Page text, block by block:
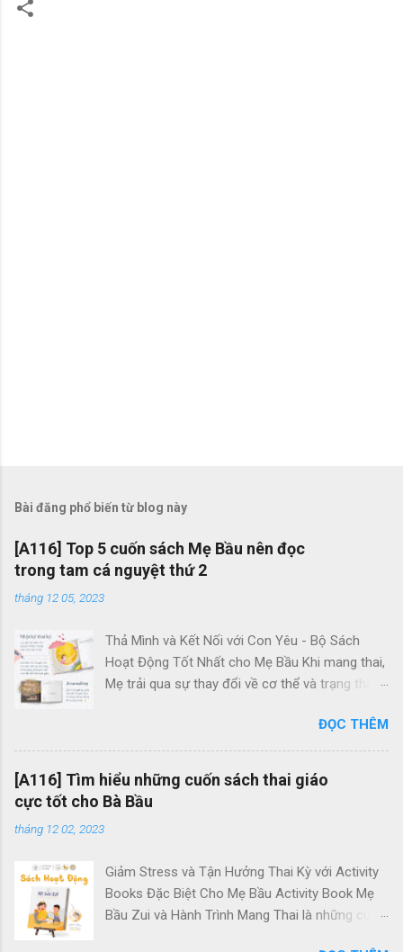
Bài đăng phổ biến từ blog này
[A116] Top 5 cuốn sách Mẹ Bầu nên đọc
trong tam cá nguyệt thứ 2
tháng 12 05, 2023
Thả Mình và Kết Nối với Con Yêu - Bộ Sách
Hoạt Động Tốt Nhất cho Mẹ Bầu Khi mang thai,
Mẹ trải qua sự thay đổi về cơ thể và trạng thái
thẳng và lo lắng. Điều này quan trọng vì bé yêu
trong bụng cũng có khả năng cảm nhận tâm
trạng của Mẹ. Tâm trạng tiêu cực của Mẹ có
thể tạo ra hormone cortisol, và thông qua
mạch máu, những hormone này cũng ảnh
thần lạc quan, vui vẻ và thoải mái trong suốt
thai kỳ? Bộ sách hoạt động Activity Books
không chỉ giúp Mẹ giải tỏa căng thẳng và mệt
ĐỌC THÊM
[A116] Tìm hiểu những cuốn sách thai giáo
cực tốt cho Bà Bầu
tháng 12 02, 2023
Giảm Stress và Tận Hưởng Thai Kỳ với Activity
Books Đặc Biệt Cho Mẹ Bầu Activity Book Mẹ
Bầu Zui và Hành Trình Mang Thai là những cuốn